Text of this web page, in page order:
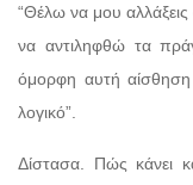
“Θέλω να μου
να αντιληφθώ τα
όμορφη αυτή αίσθηση
λογικό”.
Δίστασα. Πώς κάνει